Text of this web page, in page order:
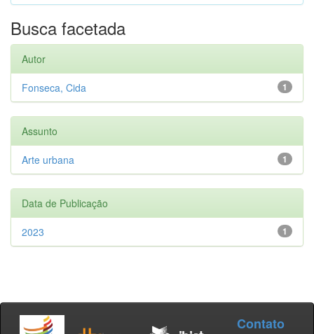
Busca facetada
Autor
1
Fonseca, Cida
Assunto
1
Arte urbana
Data de Publicação
1
2023
Contato